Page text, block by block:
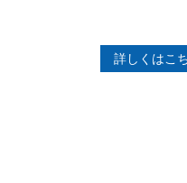
詳しくはこ